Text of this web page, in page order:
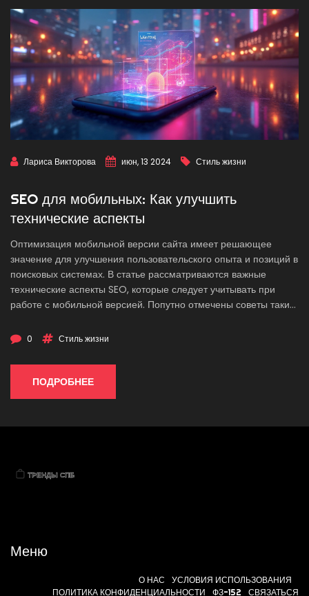
Лариса Викторова июн, 13 2024 Стиль жизни
SEO для мобильных: Как улучшить
технические аспекты
Оптимизация мобильной версии сайта имеет решающее
значение для улучшения пользовательского опыта и позиций в
поисковых системах. В статье рассматриваются важные
технические аспекты SEO, которые следует учитывать при
работе с мобильной версией. Попутно отмечены советы таких
лидеры в цифровом маркетинге. Узнайте, как сделать ваш сайт
0 Стиль жизни
ПОДРОБНЕЕ
Меню
О НАС
УСЛОВИЯ ИСПОЛЬЗОВАНИЯ
ПОЛИТИКА КОНФИДЕНЦИАЛЬНОСТИ
ФЗ-152 СВЯЗАТЬСЯ